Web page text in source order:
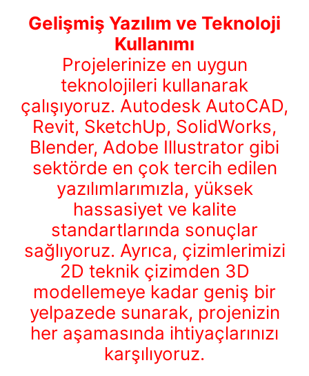
Gelişmiş Yazılım ve Teknoloji
Kullanımı
Projelerinize en uygun
teknolojileri kullanarak
çalışıyoruz. Autodesk AutoCAD,
Revit, SketchUp, SolidWorks,
Blender, Adobe Illustrator gibi
sektörde en çok tercih edilen
yazılımlarımızla, yüksek
hassasiyet ve kalite
standartlarında sonuçlar
sağlıyoruz. Ayrıca, çizimlerimizi
2D teknik çizimden 3D
modellemeye kadar geniş bir
yelpazede sunarak, projenizin
her aşamasında ihtiyaçlarınızı
karşılıyoruz.